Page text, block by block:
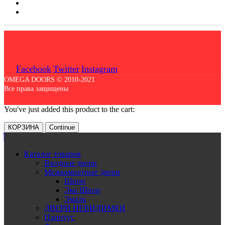
Facebook Twitter Instagram
OMEGA DOORS © 2010-2021
Все права защищены
You've just added this product to the cart:
КОРЗИНА Continue
Каталог товаров
Входные двери
Межкомнатные двери
Шпон
Эко Шпон
Эмаль
ДВЕРИ НЕВИДИМКИ
Плинтус